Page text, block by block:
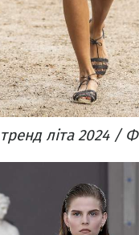
літа 2024 /